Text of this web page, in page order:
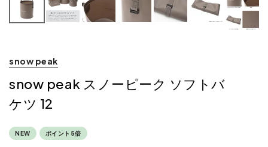
snow peak
snow peak スノーピーク ソフトバ
ケツ 12
NEW ポイント5倍